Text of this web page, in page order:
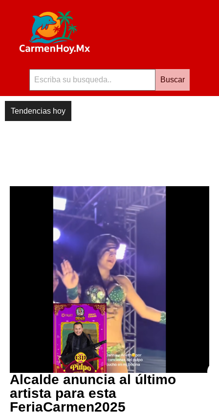
Buscar
Tendencias hoy
Alcalde anuncia al último
artista para esta
FeriaCarmen2025